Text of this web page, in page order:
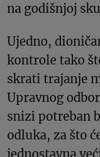
na godišnjoj
Ujedno,
kontrole tako
skrati trajanje
Upravnog
snizi potreban
odluka, za što
jednostavna